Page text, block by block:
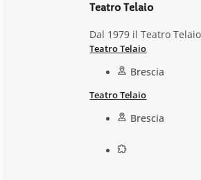
Teatro Telaio
Dal 1979 il Teatro
Teatro Telaio
Brescia
Teatro Telaio
Brescia